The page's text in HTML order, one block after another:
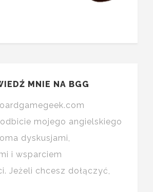
MNIE NA BGG
mojego angielskiego
dyskusjami,
i wsparciem
Jeżeli chcesz dołączyć,